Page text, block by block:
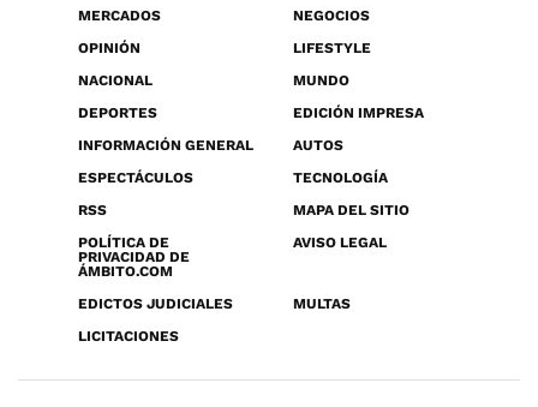
MERCADOS
NEGOCIOS
OPINIÓN
LIFESTYLE
NACIONAL
MUNDO
DEPORTES
EDICIÓN IMPRESA
INFORMACIÓN GENERAL
AUTOS
ESPECTÁCULOS
TECNOLOGÍA
RSS
MAPA DEL SITIO
POLÍTICA DE
PRIVACIDAD DE
ÁMBITO.COM
AVISO LEGAL
EDICTOS JUDICIALES
MULTAS
LICITACIONES